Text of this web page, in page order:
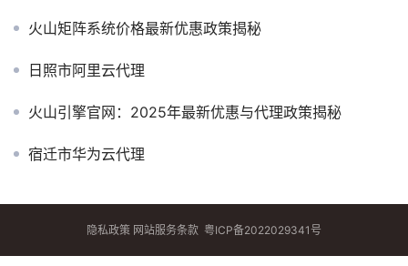
火山矩阵系统价格最新优惠政策揭秘
日照市阿里云代理
火山引擎官网：2025年最新优惠与代理政策揭秘
宿迁市华为云代理
隐私政策 网站服务条款 粤ICP备2022029341号